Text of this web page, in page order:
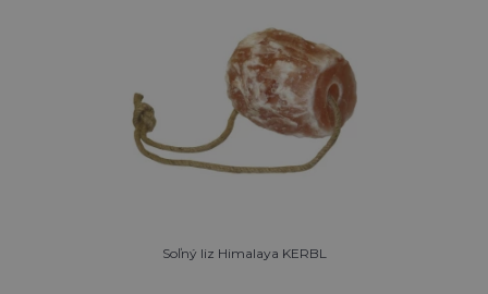
Soľný liz Himalaya KERBL